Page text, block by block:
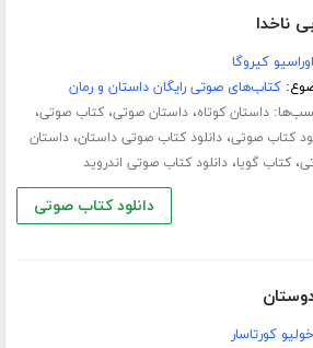
ناخدا
اوراسیو کیروگا
کتاب‌های صوتی رایگان داستان و رمان
داستان کوتاه،داستان صوتی،کتاب صوتی،
کتاب صوتی،دانلود کتاب صوتی داستان،داستان
،کتاب گویا،دانلود کتاب صوتی اندروید
دانلود کتاب صوتی
خولیو کورتاسار